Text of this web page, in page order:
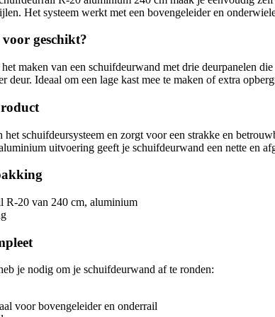
Het systeem werkt met een bovengeleider en
geschikt?
maken van een schuifdeurwand met drie deurpanelen
deur. Ideaal om een lage kast mee te maken of extra
het schuifdeursysteem en zorgt voor een strakke en
uitvoering geeft je schuifdeurwand een nette en
R-20 van 240 cm, aluminium
je nodig om je schuifdeurwand af te ronden:
voor bovengeleider en onderrail